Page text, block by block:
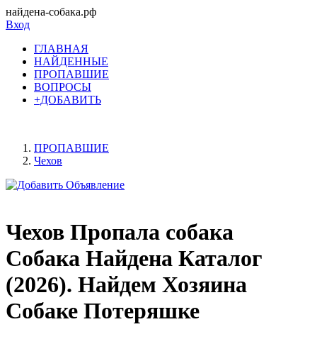
найдена-собака.рф
Вход
ГЛАВНАЯ
НАЙДЕННЫЕ
ПРОПАВШИЕ
ВОПРОСЫ
+ДОБАВИТЬ
ПРОПАВШИЕ
Чехов
Чехов Пропала собака
Собака Найдена Каталог
(2026). Найдем Хозяина
Собаке Потеряшке